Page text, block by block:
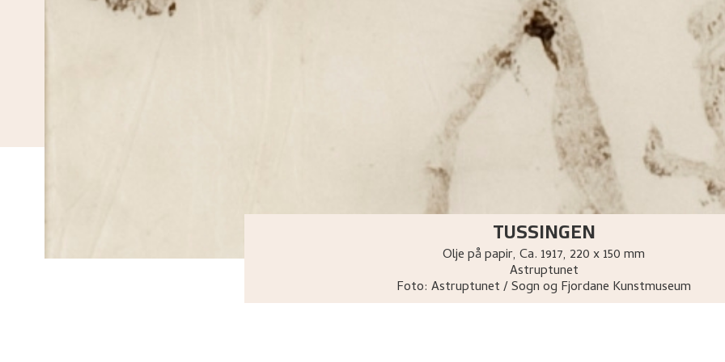
TUSSINGEN
Olje på papir, Ca. 1917, 220 x 150 mm
Astruptunet
Foto: Astruptunet / Sogn og Fjordane Kunstmuseum